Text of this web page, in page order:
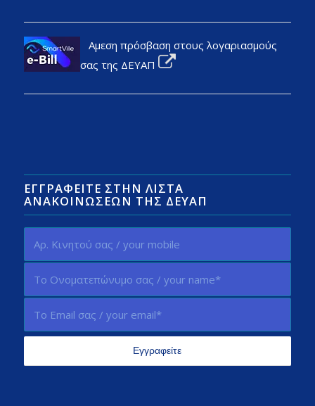
Αμεση πρόσβαση στους λογαριασμούς
σας της ΔΕΥΑΠ
ΕΓΓΡΑΦΕΊΤΕ ΣΤΗΝ ΛΊΣΤΑ
ΑΝΑΚΟΙΝΏΣΕΩΝ ΤΗΣ ΔΕΥΑΠ